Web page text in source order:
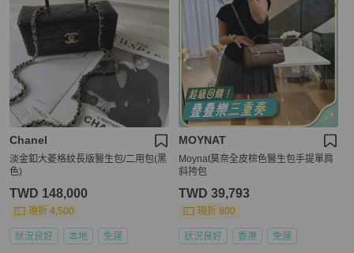
Chanel
淡金釦大菱格紋長版醫生包/二用包(黑
色)
TWD 148,000
現折 4,500
狀況良好 本地 免運
MOYNAT
Moynat莫奈全皮棕色醫生包手提單肩
斜挎包
TWD 39,793
現折 800
狀況良好 香港 免運